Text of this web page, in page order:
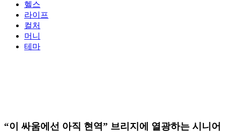
헬스
라이프
컬처
머니
테마
“이 싸움에선 아직 현역” 브리지에 열광하는 시니어